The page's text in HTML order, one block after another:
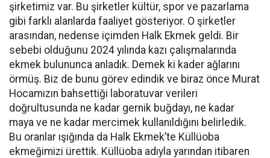
şirketimiz var. Bu şirketler kültür, spor ve pazarlama
gibi farklı alanlarda faaliyet gösteriyor. O şirketler
arasından, nedense içimden Halk Ekmek geldi. Bir
sebebi olduğunu 2024 yılında kazı çalışmalarında
ekmek bulununca anladık. Demek ki kader ağlarını
örmüş. Biz de bunu görev edindik ve biraz önce Murat
Hocamızın bahsettiği laboratuvar verileri
doğrultusunda ne kadar gernik buğdayı, ne kadar
maya ve ne kadar mercimek kullanıldığını belirledik.
Bu oranlar ışığında da Halk Ekmek’te Küllüoba
ekmeğimizi ürettik. Küllüoba adıyla yarından itibaren